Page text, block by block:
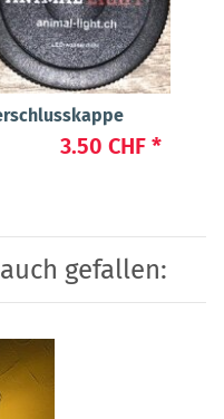
3.50 CHF *
gefallen: